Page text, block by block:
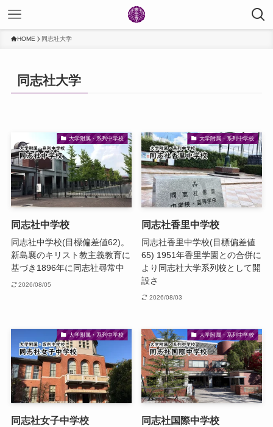
HOME 同志社大学
同志社大学
大学附属・系列中学校
同志社中学校
同志社中学校(目標偏差値62)。
新島襄のキリスト教主義教育に
基づき1896年に同志社尋常中
2026/08/05
大学附属・系列中学校
同志社香里中学校
同志社香里中学校(目標偏差値
65) 1951年香里学園との合併に
より同志社大学系列校として開
設さ
2026/08/03
大学附属・系列中学校
同志社女子中学校
大学附属・系列中学校
同志社国際中学校